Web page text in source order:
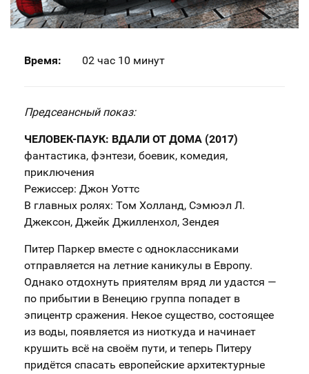
Время: 02 час 10 минут
Предсеансный показ:
ЧЕЛОВЕК-ПАУК: ВДАЛИ ОТ ДОМА (2017)
фантастика, фэнтези, боевик, комедия,
приключения
Режиссер: Джон Уоттс
В главных ролях: Том Холланд, Сэмюэл Л.
Джексон, Джейк Джилленхол, Зендея
Питер Паркер вместе с одноклассниками
отправляется на летние каникулы в Европу.
Однако отдохнуть приятелям вряд ли удастся —
по прибытии в Венецию группа попадет в
эпицентр сражения. Некое существо, состоящее
из воды, появляется из ниоткуда и начинает
крушить всё на своём пути, и теперь Питеру
придётся спасать европейские архитектурные